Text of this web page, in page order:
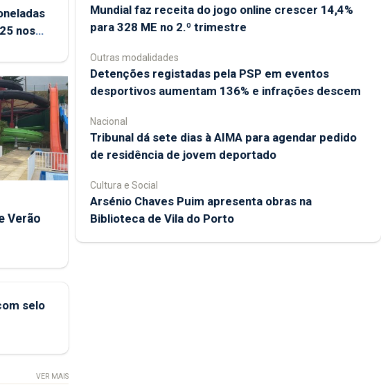
nos
Verão
selo
VER MAIS
Mundial faz receita do jogo online crescer 14,4%
para 328 ME no 2.º trimestre
Outras modalidades
Detenções registadas pela PSP em eventos
desportivos aumentam 136% e infrações descem
Nacional
Tribunal dá sete dias à AIMA para agendar pedido
de residência de jovem deportado
Cultura e Social
Arsénio Chaves Puim apresenta obras na
Biblioteca de Vila do Porto